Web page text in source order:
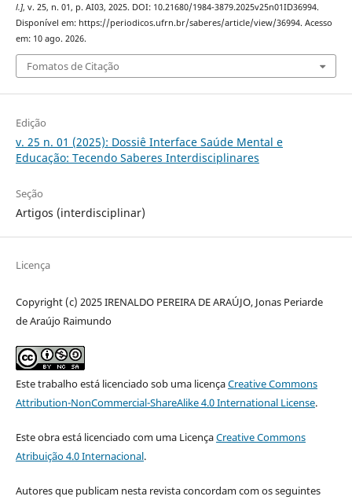
l.], v. 25, n. 01, p. AI03, 2025. DOI: 10.21680/1984-3879.2025v25n01ID36994.
Disponível em: https://periodicos.ufrn.br/saberes/article/view/36994. Acesso
em: 10 ago. 2026.
Fomatos de Citação
Edição
v. 25 n. 01 (2025): Dossiê Interface Saúde Mental e
Educação: Tecendo Saberes Interdisciplinares
Seção
Artigos (interdisciplinar)
Licença
Copyright (c) 2025 IRENALDO PEREIRA DE ARAÚJO, Jonas Periarde
de Araújo Raimundo
Este trabalho está licenciado sob uma licençaCreative Commons
Attribution-NonCommercial-ShareAlike 4.0 International License.
Este obra está licenciado com uma LicençaCreative Commons
Atribuição 4.0 Internacional.
Autores que publicam nesta revista concordam com os seguintes